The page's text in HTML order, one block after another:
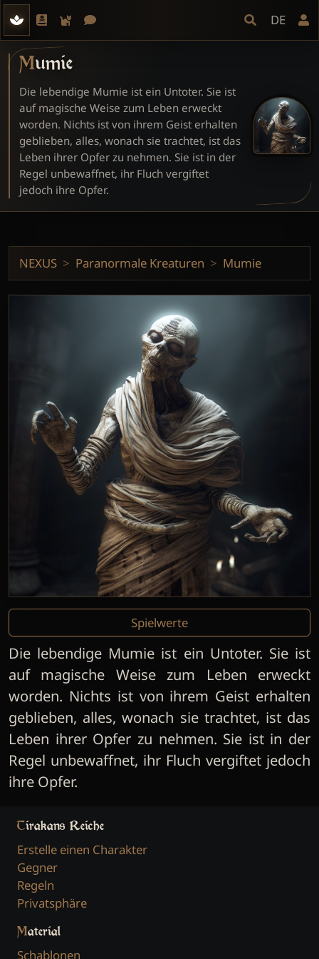
DE
Mumie
Die lebendige Mumie ist ein Untoter. Sie ist
auf magische Weise zum Leben erweckt
worden. Nichts ist von ihrem Geist erhalten
geblieben, alles, wonach sie trachtet, ist das
Leben ihrer Opfer zu nehmen. Sie ist in der
Regel unbewaffnet, ihr Fluch vergiftet
jedoch ihre Opfer.
NEXUS Paranormale Kreaturen Mumie
Spielwerte
Die lebendige Mumie ist ein Untoter. Sie ist
auf magische Weise zum Leben erweckt
worden. Nichts ist von ihrem Geist erhalten
geblieben, alles, wonach sie trachtet, ist das
Leben ihrer Opfer zu nehmen. Sie ist in der
Regel unbewaffnet, ihr Fluch vergiftet jedoch
ihre Opfer.
Tirakans Reiche
Erstelle einen Charakter
Gegner
Regeln
Privatsphäre
Material
Schablonen